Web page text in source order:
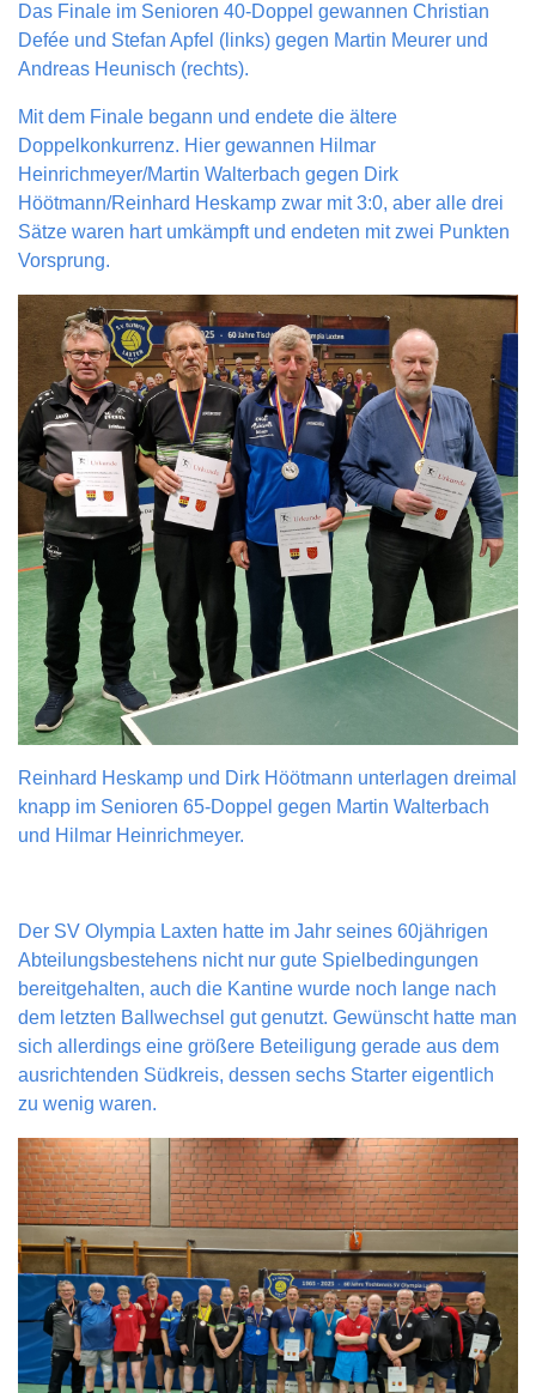
Das Finale im Senioren 40-Doppel gewannen Christian
Defée und Stefan Apfel (links) gegen Martin Meurer und
Andreas Heunisch (rechts).
Mit dem Finale begann und endete die ältere
Doppelkonkurrenz. Hier gewannen Hilmar
Heinrichmeyer/Martin Walterbach gegen Dirk
Höötmann/Reinhard Heskamp zwar mit 3:0, aber alle drei
Sätze waren hart umkämpft und endeten mit zwei Punkten
Vorsprung.
Reinhard Heskamp und Dirk Höötmann unterlagen dreimal
knapp im Senioren 65-Doppel gegen Martin Walterbach
und Hilmar Heinrichmeyer.
Der SV Olympia Laxten hatte im Jahr seines 60jährigen
Abteilungsbestehens nicht nur gute Spielbedingungen
bereitgehalten, auch die Kantine wurde noch lange nach
dem letzten Ballwechsel gut genutzt. Gewünscht hatte man
sich allerdings eine größere Beteiligung gerade aus dem
ausrichtenden Südkreis, dessen sechs Starter eigentlich
zu wenig waren.